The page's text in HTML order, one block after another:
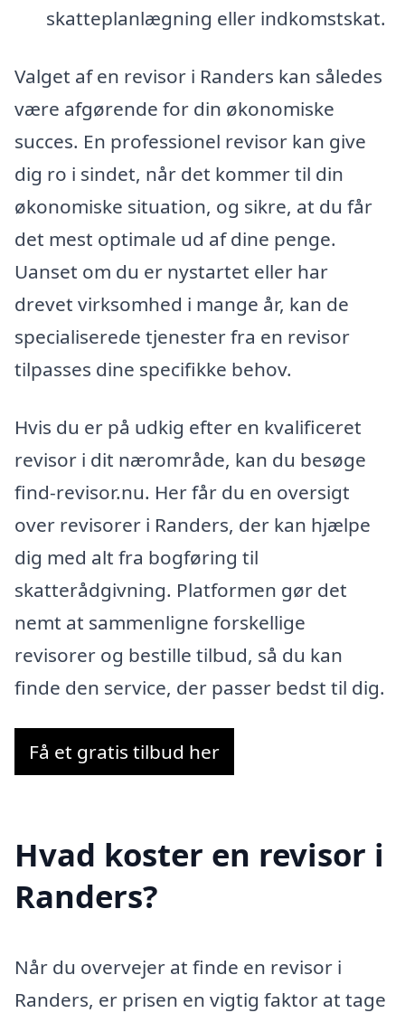
skatteplanlægning eller indkomstskat.
Valget af en revisor i Randers kan således
være afgørende for din økonomiske
succes. En professionel revisor kan give
dig ro i sindet, når det kommer til din
økonomiske situation, og sikre, at du får
det mest optimale ud af dine penge.
Uanset om du er nystartet eller har
drevet virksomhed i mange år, kan de
specialiserede tjenester fra en revisor
tilpasses dine specifikke behov.
Hvis du er på udkig efter en kvalificeret
revisor i dit nærområde, kan du besøge
find-revisor.nu. Her får du en oversigt
over revisorer i Randers, der kan hjælpe
dig med alt fra bogføring til
skatterådgivning. Platformen gør det
nemt at sammenligne forskellige
revisorer og bestille tilbud, så du kan
finde den service, der passer bedst til dig.
Få et gratis tilbud her
Hvad koster en revisor i
Randers?
Når du overvejer at finde en revisor i
Randers, er prisen en vigtig faktor at tage